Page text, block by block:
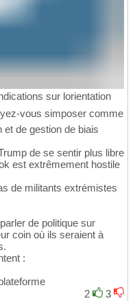
sur lorientation
vous simposer comme
et de gestion de biais
de se sentir plus libre
est extrêmement hostile
de militants extrémistes
de politique sur
coin où ils seraient à
:
2
3